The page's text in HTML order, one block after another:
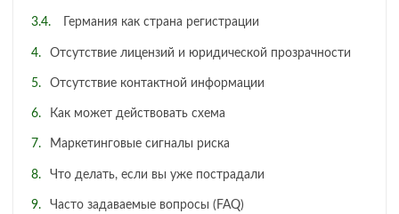
Германия как страна регистрации
Отсутствие лицензий и юридической прозрачности
Отсутствие контактной информации
Как может действовать схема
Маркетинговые сигналы риска
Что делать, если вы уже пострадали
Часто задаваемые вопросы (FAQ)